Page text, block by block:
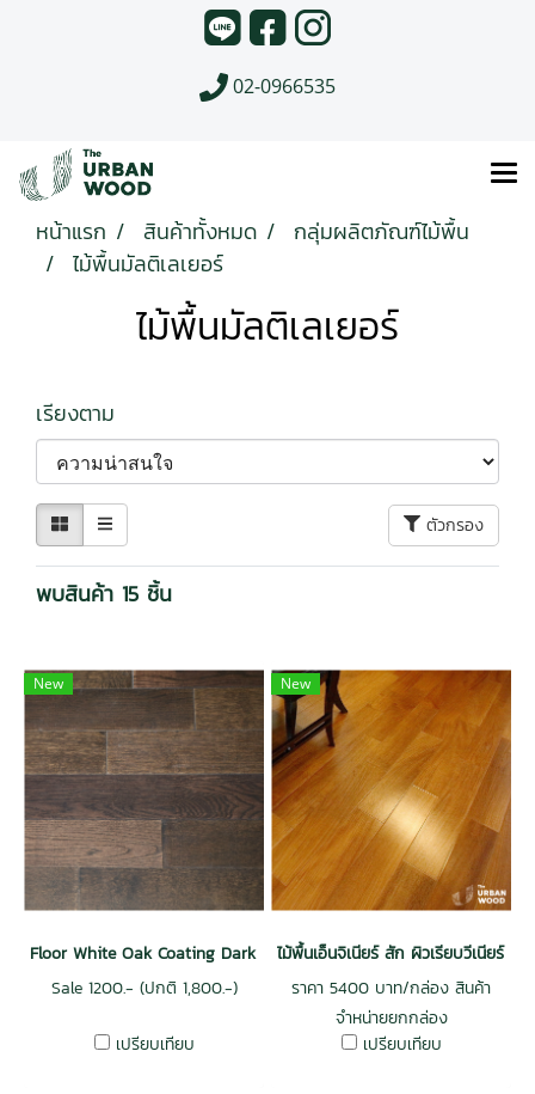
02-0966535
หน้าแรก สินค้าทั้งหมด
กลุ่มผลิตภัณฑ์ไม้พื้น
ไม้พื้นมัลติเลเยอร์
ไม้พื้นมัลติเลเยอร์
เรียงตาม
ตัวกรอง
พบสินค้า 15 ชิ้น
New
Floor White Oak Coating Dark Colour
Sale 1200.- (ปกติ 1,800.-)
เปรียบเทียบ
New
ไม้พื้นเอ็นจิเนียร์ สัก ผิวเรียบวีเนียร์ 3
ราคา 5400 บาท/กล่อง สินค้า
จำหน่ายยกกล่อง
เปรียบเทียบ